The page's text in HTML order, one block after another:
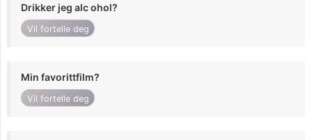
Drikker jeg alc ohol?
Vil fortelle deg
Min favorittfilm?
Vil fortelle deg